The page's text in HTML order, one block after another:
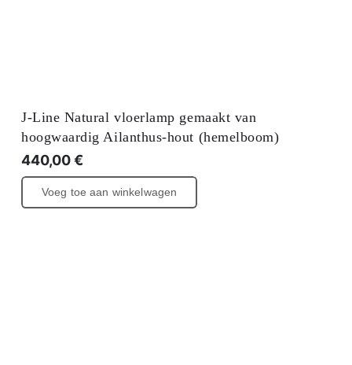
J-Line Natural vloerlamp gemaakt van
hoogwaardig Ailanthus-hout (hemelboom)
440,00€
Voeg toe aan winkelwagen